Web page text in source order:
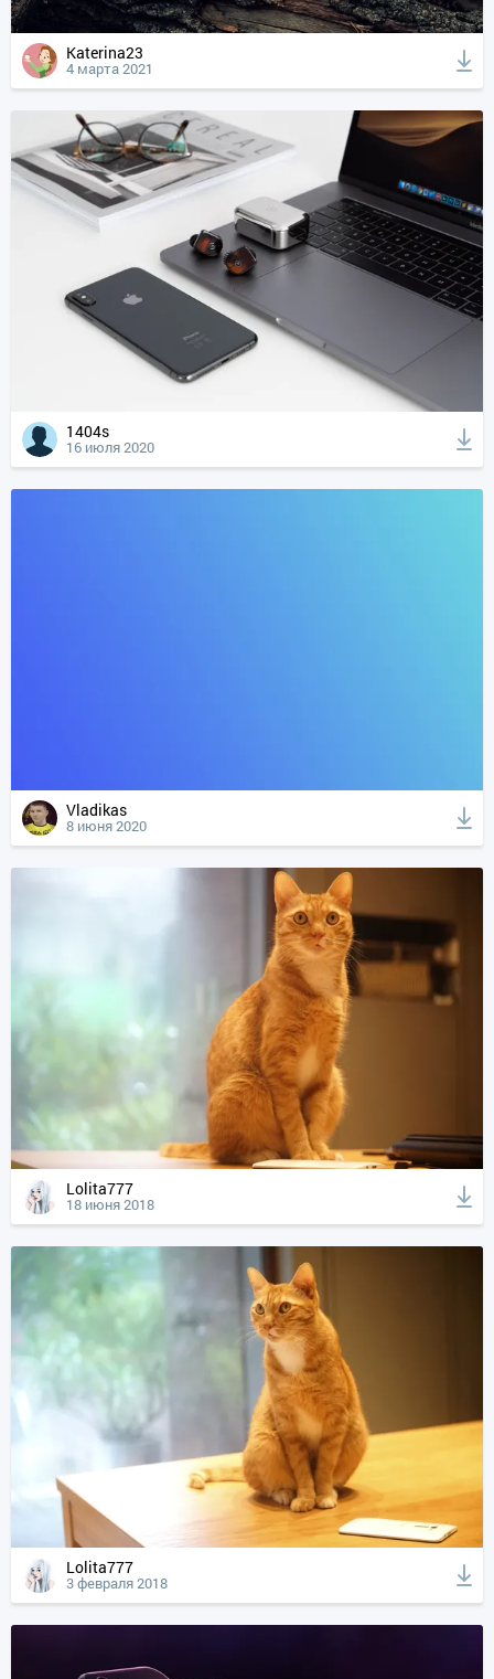
Katerina23
4 марта 2021
1404s
16 июля 2020
Vladikas
8 июня 2020
Lolita777
18 июня 2018
Lolita777
3 февраля 2018